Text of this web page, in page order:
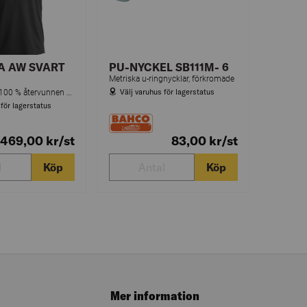
AW SVART
lagerstatus
469,00 kr/st
Köp
PU-NYCKEL SB111M- 6
Metriska u-ringnycklar, förkromade
Välj varuhus för lagerstatus
83,00 kr/st
Köp
Mer information